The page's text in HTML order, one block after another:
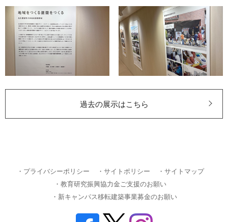
過去の展示はこちら
・プライバシーポリシー ・サイトポリシー
・サイトマップ
・教育研究振興協力金ご支援のお願い
・新キャンパス移転建築事業募金のお願い